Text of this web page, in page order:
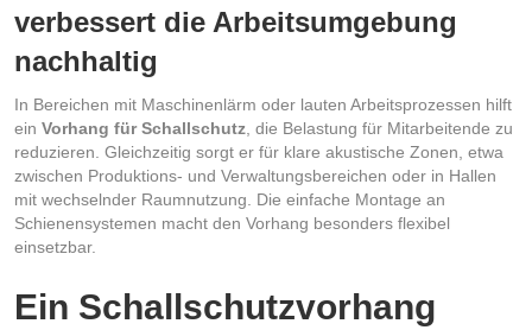
verbessert die Arbeitsumgebung
nachhaltig
In Bereichen mit Maschinenlärm oder lauten Arbeitsprozessen hilft
ein Vorhang für Schallschutz , die Belastung für Mitarbeitende zu
reduzieren. Gleichzeitig sorgt er für klare akustische Zonen, etwa
zwischen Produktions- und Verwaltungsbereichen oder in Hallen
mit wechselnder Raumnutzung. Die einfache Montage an
Schienensystemen macht den Vorhang besonders flexibel
einsetzbar.
Ein Schallschutzvorhang